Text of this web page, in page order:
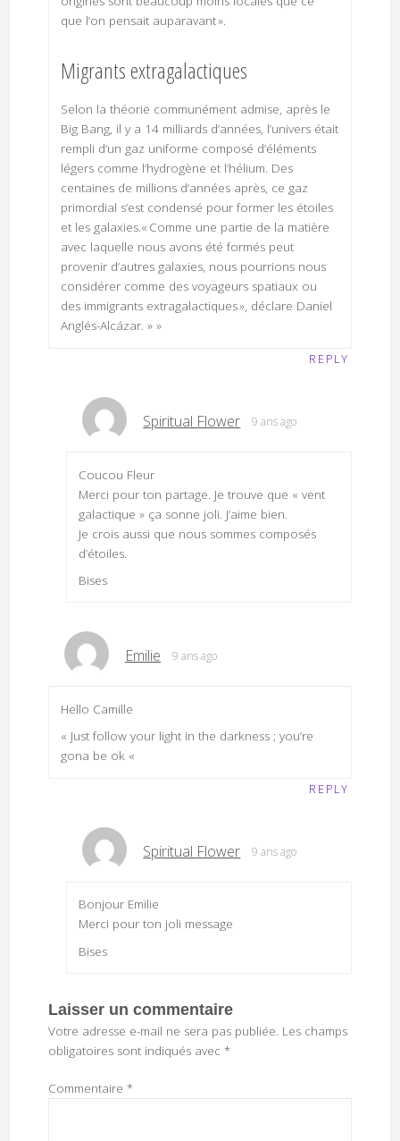
que l’on pensait auparavant ».
Migrants extragalactiques
Selon la théorie communément admise, après le
Big Bang, il y a 14 milliards d’années, l’univers était
rempli d’un gaz uniforme composé d’éléments
légers comme l’hydrogène et l’hélium. Des
centaines de millions d’années après, ce gaz
primordial s’est condensé pour former les étoiles
et les galaxies.« Comme une partie de la matière
avec laquelle nous avons été formés peut
provenir d’autres galaxies, nous pourrions nous
considérer comme des voyageurs spatiaux ou
des immigrants extragalactiques », déclare Daniel
Anglés-Alcázar. » »
REPLY
Spiritual Flower 9 ans ago
Coucou Fleur
Merci pour ton partage. Je trouve que « vent
galactique » ça sonne joli. J’aime bien.
Je crois aussi que nous sommes composés
d’étoiles.
Bises
Emilie 9 ans ago
Hello Camille
« Just follow your light in the darkness ; you’re
gona be ok «
REPLY
Spiritual Flower 9 ans ago
Bonjour Emilie
Merci pour ton joli message
Bises
Laisser un commentaire
Votre adresse e-mail ne sera pas publiée. Les champs
obligatoires sont indiqués avec *
Commentaire *